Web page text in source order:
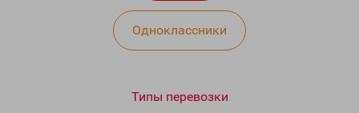
Одноклассники
Типы перевозки